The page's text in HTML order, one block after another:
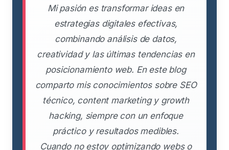
Mi pasión es transformar ideas en
estrategias digitales efectivas,
combinando análisis de datos,
creatividad y las últimas tendencias en
posicionamiento web. En este blog
comparto mis conocimientos sobre SEO
técnico, content marketing y growth
hacking, siempre con un enfoque
práctico y resultados medibles.
Cuando no estoy optimizando webs o